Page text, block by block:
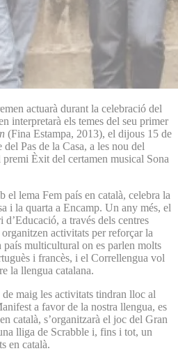
actuarà durant la celebració del
interpretarà els temes del seu primer
(Fina Estampa, 2013), el dijous 15 de
del Pas de la Casa, a les nou del
Èxit del certamen musical Sona
el lema Fem país en català, celebra la
i la quarta a Encamp. Un any més, el
a través dels centres
activitats per reforçar la
multicultural on es parlen molts
i francès, i el Correllengua vol
la llengua catalana.
maig les activitats tindran lloc al
a favor de la nostra llengua, es
català, s’organitzarà el joc del Gran
lliga de Scrabble i, fins i tot, un
en català.